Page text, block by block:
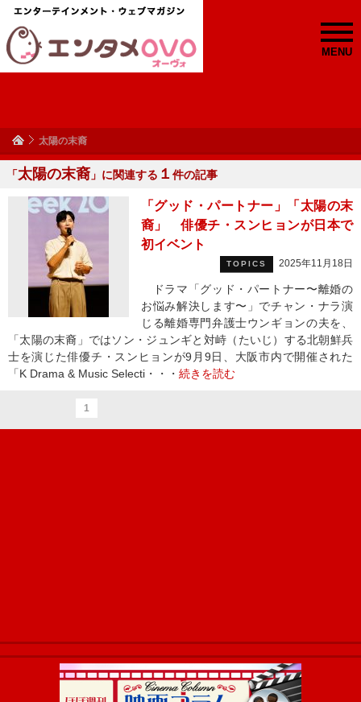
MENU
太陽の末裔
「太陽の末裔 」に関連する １ 件の記事
「グッド・パートナー」「太陽の末
裔」 俳優チ・スンヒョンが日本で
初イベント
TOPICS 2025年11月18日
ドラマ「グッド・パートナー〜離婚の
お悩み解決します〜」でチャン・ナラ演
じる離婚専門弁護士ウンギョンの夫を、
「太陽の末裔」ではソン・ジュンギと対峙（たいじ）する北朝鮮兵
士を演じた俳優チ・スンヒョンが9月9日、大阪市内で開催された
「K Drama & Music Selecti・・・ 続きを読む
1